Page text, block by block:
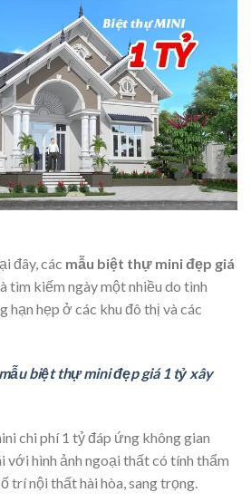
đây, các mẫu biệt thự mini đẹp giá
tìm kiếm ngày một nhiều do tình
hạn hẹp ở các khu đô thị và các
biệt thự mini đẹp giá 1 tỷ xây
chi phí 1 tỷ đáp ứng không gian
với hình ảnh ngoại thất có tính thẩm
trí nội thất hài hòa, sang trọng.